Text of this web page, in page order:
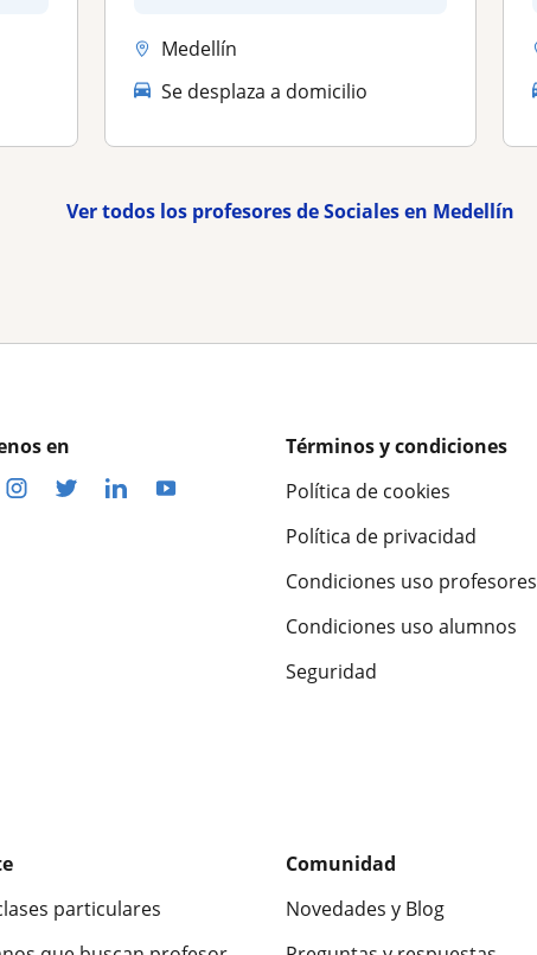
Medellín
Se desplaza a domicilio
Ver todos los profesores de Sociales en Medellín
en
Términos y condiciones
Política de cookies
Política de privacidad
Condiciones uso profesores
Condiciones uso alumnos
Seguridad
particulares
Comunidad
Novedades y Blog